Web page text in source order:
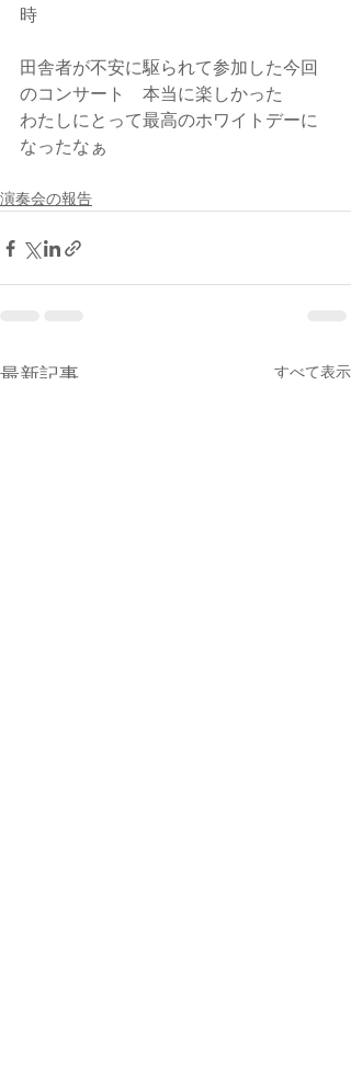
時
田舎者が不安に駆られて参加した今回
のコンサート　本当に楽しかった
わたしにとって最高のホワイトデーに
なったなぁ
演奏会の報告
最新記事 すべて表示